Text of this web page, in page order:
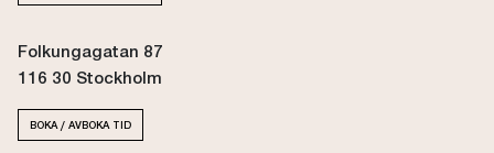
Folkungagatan 87
116 30 Stockholm
BOKA / AVBOKA TID